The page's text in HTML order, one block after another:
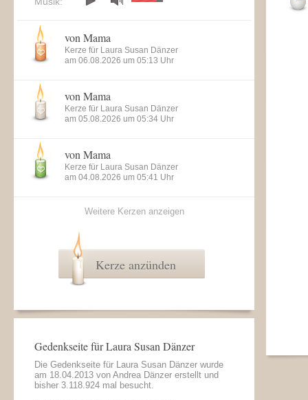
von Mama
Kerze für Laura Susan Dänzer
am 06.08.2026 um 05:13 Uhr
von Mama
Kerze für Laura Susan Dänzer
am 05.08.2026 um 05:34 Uhr
von Mama
Kerze für Laura Susan Dänzer
am 04.08.2026 um 05:41 Uhr
Weitere Kerzen anzeigen
Kerze anzünden
Gedenkseite für Laura Susan Dänzer
Die Gedenkseite für Laura Susan Dänzer wurde
am 18.04.2013 von Andrea Dänzer erstellt und
bisher 3.118.924 mal besucht.